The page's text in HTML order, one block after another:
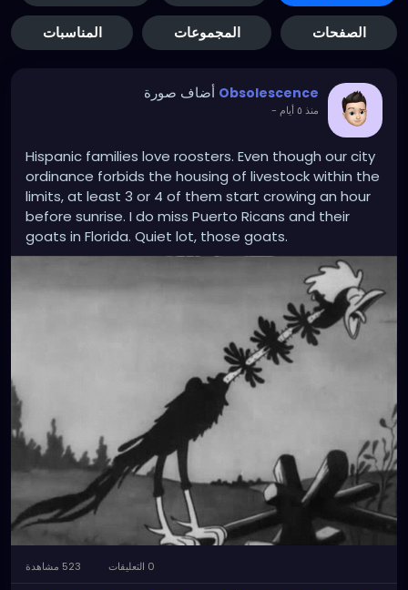
الصفحات المجموعات المناسبات
Obsolescence أضاف صورة
منذ ٥ أيام -
Hispanic families love roosters. Even though our city
ordinance forbids the housing of livestock within the
limits, at least 3 or 4 of them start crowing an hour
before sunrise. I do miss Puerto Ricans and their
goats in Florida. Quiet lot, those goats.